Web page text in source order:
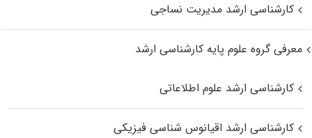
کارشناسی ارشد مدیریت نساجی
معرفی گروه علوم پایه کارشناسی ارشد
کارشناسی ارشد علوم اطلاعاتی
کارشناسی ارشد اقیانوس‌ شناسی فیزیکی